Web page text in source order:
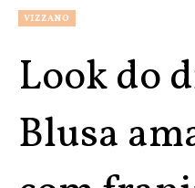
VIZZANO
Look do
Blusa